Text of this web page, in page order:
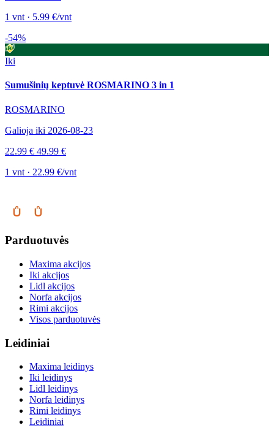
1 vnt · 5.99 €/vnt
-54%
Iki
Sumušinių keptuvė ROSMARINO 3 in 1
ROSMARINO
Galioja iki 2026-08-23
22.99 € 49.99 €
1 vnt · 22.99 €/vnt
Parduotuvės
Maxima akcijos
Iki akcijos
Lidl akcijos
Norfa akcijos
Rimi akcijos
Visos parduotuvės
Leidiniai
Maxima leidinys
Iki leidinys
Lidl leidinys
Norfa leidinys
Rimi leidinys
Leidiniai